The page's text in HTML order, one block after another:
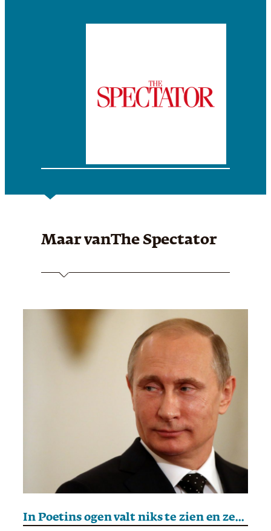
Maar vanThe Spectator
In Poetins ogen valt niks te zien en zeker geen vrede